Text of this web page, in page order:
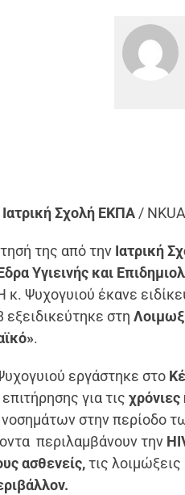
Σχολή ΕΚΠΑ /
της από την Ιατρική
Υγιεινής και
Ψυχογυιού έκανε
στη
.
εργάστηκε στο
για τις χρόνιες
νοσημάτων στην περίοδο
περιλαμβάνουν την
ασθενείς,τις